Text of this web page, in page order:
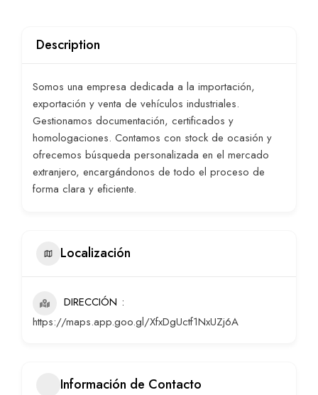
Description
Somos una empresa dedicada a la importación,
exportación y venta de vehículos industriales.
Gestionamos documentación, certificados y
homologaciones. Contamos con stock de ocasión y
ofrecemos búsqueda personalizada en el mercado
extranjero, encargándonos de todo el proceso de
forma clara y eficiente.
Localización
DIRECCIÓN
https://maps.app.goo.gl/XfxDgUctf1NxUZj6A
Información de Contacto